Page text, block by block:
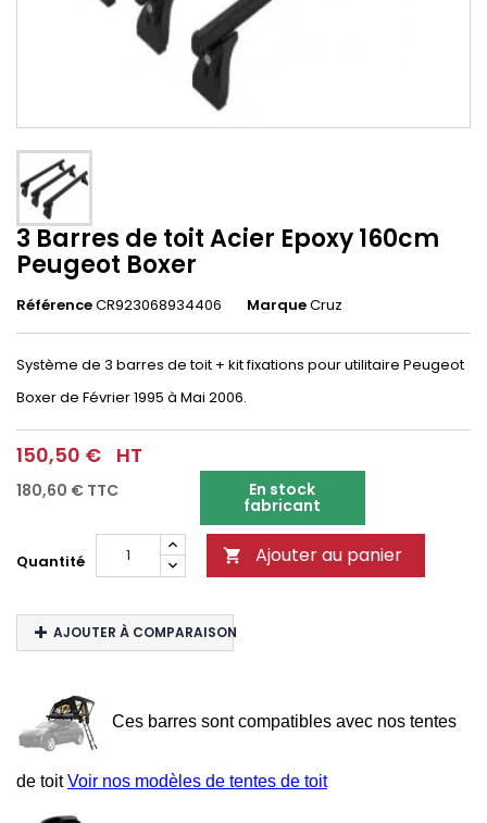
3 Barres de toit Acier Epoxy 160cm
Peugeot Boxer
RéférenceCR923068934406 MarqueCruz
Système de 3 barres de toit + kit fixations pour utilitaire Peugeot
Boxerde Février 1995 à Mai 2006.
150,50 € HT
180,60 € TTC En stock
fabricant
Quantité  Ajouter au panier
AJOUTER À COMPARAISON
Ces barres sont compatibles avec nos tentes
de toitVoir nos modèles de tentes de toit